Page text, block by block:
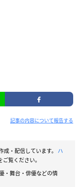
記事の内容について報告する
・配信しています。 ハ
覧ください。
・舞台・俳優などの情